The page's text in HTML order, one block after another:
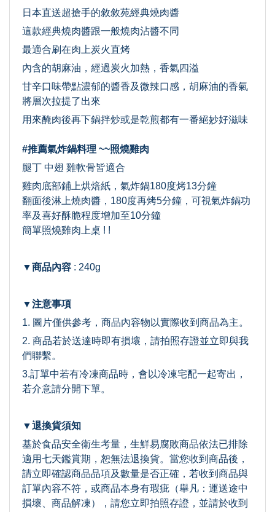
日本直送超搶手的敘敘苑經典燒肉醬
這款經典燒肉醬跟一般燒肉沾醬不同
最適合刷在肉上炭火直烤
內含的胡麻油，經過炭火加熱，香氣四溢
甘辛口味帶點濃郁的醬香及微辣口感，胡麻油的香氣
將層次拉提了出來
用來醃肉後再下鍋拌炒或是乾煎都有一番絕妙好滋味
#推薦氣炸鍋料理 ~~照燒雞肉
腿丁 中翅 雞軟骨皆適合
雞肉底部鋪上烘焙紙，氣炸鍋180度烤13分鐘
翻面後淋上燒肉醬，180度再烤5分鐘，可視氣炸鍋功
率及喜好酥脆程度增加至10分鐘
簡單照燒雞肉上桌 ! !
▼商品內容 : 240g
▼注意事項
1. 圖片僅供參考，商品內容物以實際收到商品為主。
2. 商品若於送達時即有損壞，請拍照存證並立即與我
們聯繫。
3.訂單中若有冷凍商品時，會以冷凍宅配一起寄出，
若介意請分開下單。
▼退換貨須知
基於食品安全衛生考量，生鮮易腐敗商品依法已排除
適用七天鑑賞期，恕無法退換貨。當您收到商品後，
請立即確認商品品項及數量是否正確，若收到商品與
訂單內容不符，或商品本身有瑕疵（舉凡：運送途中
損壞、商品解凍），請您立即拍照存證，並請於收到